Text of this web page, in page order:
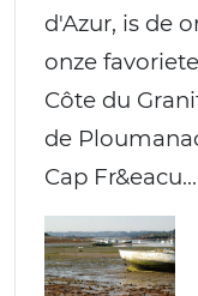
d'Azur, is de
onze
Côte du
de
Cap Fr&eacu